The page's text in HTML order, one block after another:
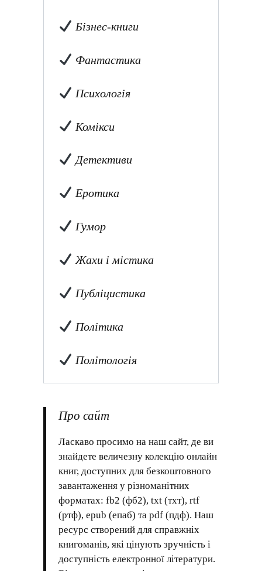
Бізнес-книги
Фантастика
Психологія
Комікси
Детективи
Еротика
Гумор
Жахи і містика
Публіцистика
Політика
Політологія
Про сайт
Ласкаво просимо на наш сайт, де ви
знайдете величезну колекцію онлайн
книг, доступних для безкоштовного
завантаження у різноманітних
форматах: fb2 (фб2), txt (тхт), rtf
(ртф), epub (епаб) та pdf (пдф). Наш
ресурс створений для справжніх
книгоманів, які цінують зручність і
доступність електронної літератури.